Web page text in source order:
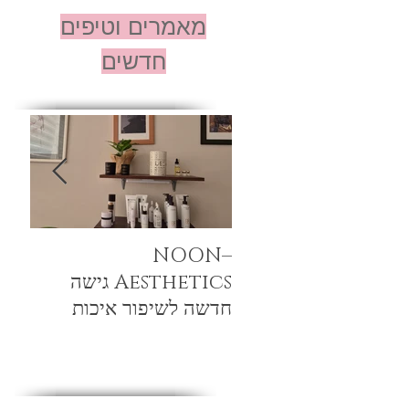
מאמרים וטיפים
חדשים
–NOON
Aesthetics גישה
חדשה לשיפור איכות